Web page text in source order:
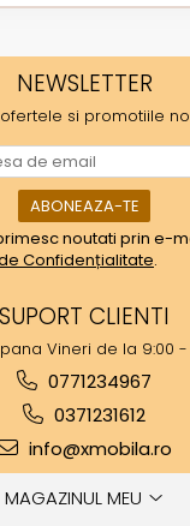
NEWSLETTER
si promotiile
noutati prin e-
Confidențialitate.
SUPORT CLIENTI
Vineri de la 9:00 -
0771234967
0371231612
info@xmobila.ro
MAGAZINUL MEU